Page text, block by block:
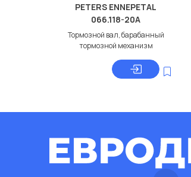
PETERS ENNEPETAL
066.118-20A
Тормозной вал, барабанный
тормозной механизм